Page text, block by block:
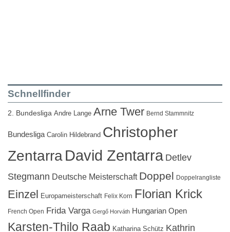
Schnellfinder
2. Bundesliga Andre Lange Arne Twer Bernd Stammnitz
Bundesliga Carolin Hildebrand Christopher
ZentarraDavid Zentarra Detlev
Stegmann Deutsche Meisterschaft Doppel Doppelrangliste
Einzel Europameisterschaft Felix Korn Florian Krick
French Open Frida Varga Gergő Horváth Hungarian Open
Karsten-Thilo Raab Katharina Schütz Kathrin